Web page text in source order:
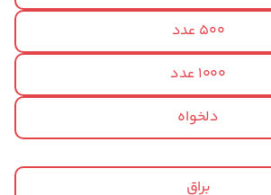
500 عدد
1000 عدد
دلخواه
براق